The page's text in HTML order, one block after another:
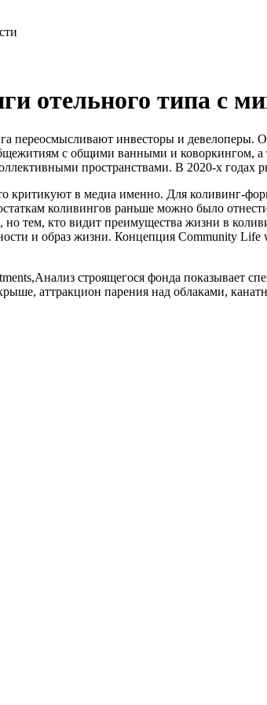
отельного типа c
переосмысливают инвесторы и девелоперы.
с общими ванными и коворкингом, а
пространствами. В 2020-х годах
критикуют в медиа именно. Для коливинг-
коливингов раньше можно было
но тем, кто видит преимущества жизни в
и образ жизни. Концепция Community
строящегося фонда показывает
аттракцион парения над облаками,